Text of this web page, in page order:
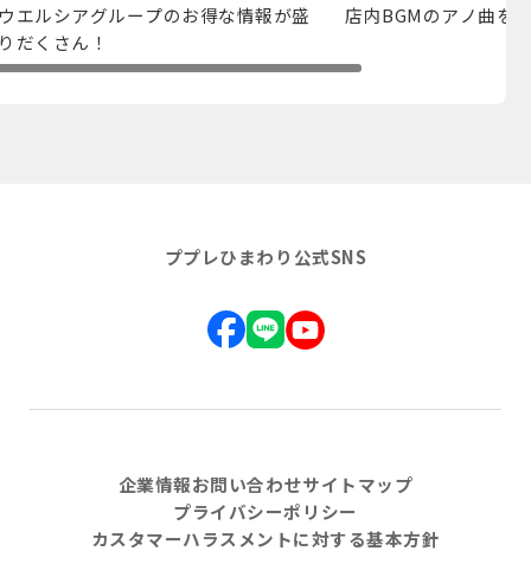
エルシアグループのお得な情報が盛
だくさん！
店内BGMのアノ曲を
ププレひまわり公式SNS
企業情報お問い合わせサイトマップ
プライバシーポリシー
カスタマーハラスメントに対する基本方針